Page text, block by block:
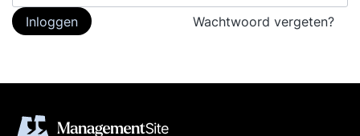
Inloggen Wachtwoord vergeten?